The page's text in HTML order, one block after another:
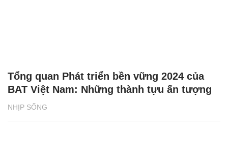
NHỊP SỐNG
Tổng quan Phát triển bền vững 2024 của
BAT Việt Nam: Những thành tựu ấn tượng